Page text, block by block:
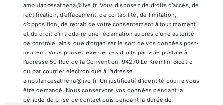
ambulancesathena@live.fr. Vous disposez de droits d’accès, de
rectification, d’effacement, de portabilité, de limitation,
d’opposition, de retrait de votre consentement à tout moment
et du droit d’introduire une réclamation auprès d’une autorité
de contrôle, ainsi que d’organiser le sort de vos données post-
mortem. Vous pouvez exercer ces droits par voie postale à
l'adresse 50 Rue de la Convention, 94270 Le Kremlin-Bicêtre
ou par courrier électronique à l'adresse
ambulancesathena@live.fr. Un justificatif d'identité pourra vous
être demandé. Nous conservons vos données pendant la
période de prise de contact puis pendant la durée de